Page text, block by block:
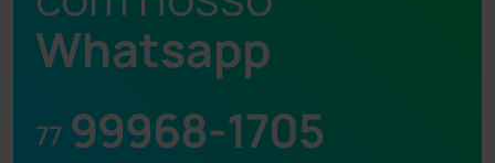
Whatsapp
77 99968-1705